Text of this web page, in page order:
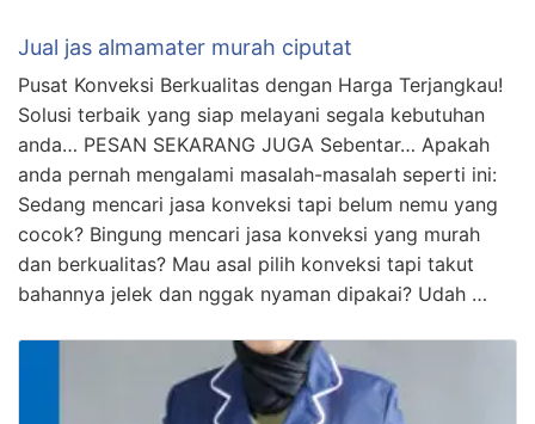
Jual jas almamater murah ciputat
Pusat Konveksi Berkualitas dengan Harga Terjangkau!
Solusi terbaik yang siap melayani segala kebutuhan
anda… PESAN SEKARANG JUGA Sebentar… Apakah
anda pernah mengalami masalah-masalah seperti ini:
Sedang mencari jasa konveksi tapi belum nemu yang
cocok? Bingung mencari jasa konveksi yang murah
dan berkualitas? Mau asal pilih konveksi tapi takut
bahannya jelek dan nggak nyaman dipakai? Udah …